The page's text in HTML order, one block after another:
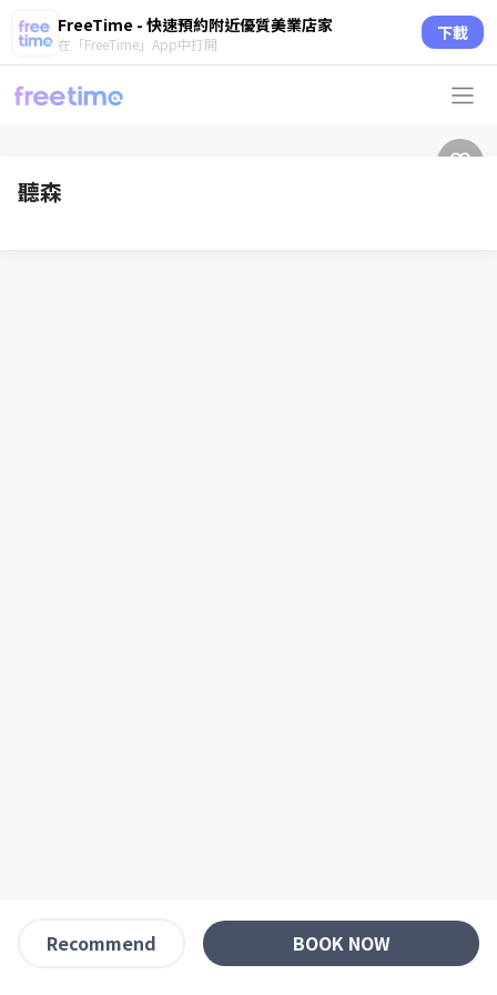
FreeTime - 快速預約附近優質美業店家
在「FreeTime」App中打開 下載
聽森
Recommend BOOK NOW